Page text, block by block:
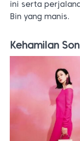
ini serta
Bin yang manis.
Kehamilan